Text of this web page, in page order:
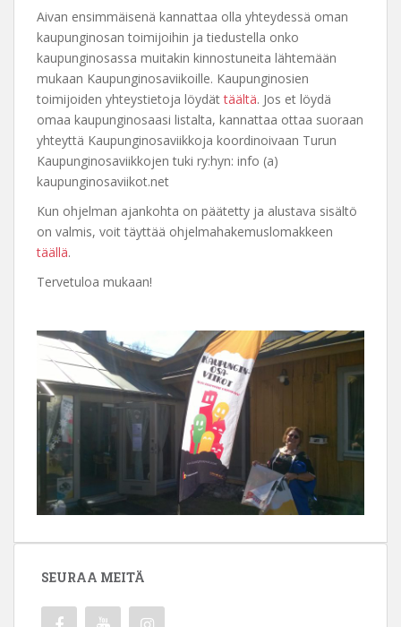
Aivan ensimmäisenä kannattaa olla yhteydessä oman
kaupunginosan toimijoihin ja tiedustella onko
kaupunginosassa muitakin kinnostuneita lähtemään
mukaan Kaupunginosaviikoille. Kaupunginosien
toimijoiden yhteystietoja löydättäältä. Jos et löydä
omaa kaupunginosaasi listalta, kannattaa ottaa suoraan
yhteyttä Kaupunginosaviikkoja koordinoivaan Turun
Kaupunginosaviikkojen tuki ry:hyn: info (a)
kaupunginosaviikot.net
Kun ohjelman ajankohta on päätetty ja alustava sisältö
on valmis, voit täyttää ohjelmahakemuslomakkeen
täällä.
Tervetuloa mukaan!
SEURAA MEITÄ